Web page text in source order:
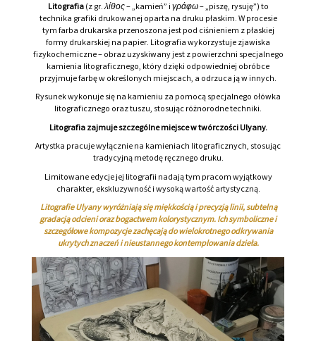
Litografia(z gr.λίθος– „kamień” iγράφω– „piszę, rysuję”) to
technika grafiki drukowanej oparta na druku płaskim. W procesie
tym farba drukarska przenoszona jest pod ciśnieniem z płaskiej
formy drukarskiej na papier. Litografia wykorzystuje zjawiska
fizykochemiczne – obraz uzyskiwany jest z powierzchni specjalnego
kamienia litograficznego, który dzięki odpowiedniej obróbce
przyjmuje farbę w określonych miejscach, a odrzuca ją w innych.
Rysunek wykonuje się na kamieniu za pomocą specjalnego ołówka
litograficznego oraz tuszu, stosując różnorodne techniki.
Litografia zajmuje szczególne miejsce w twórczości Ulyany.
Artystka pracuje wyłącznie na kamieniach litograficznych, stosując
tradycyjną metodę ręcznego druku.
Limitowane edycje jej litografii nadają tym pracom wyjątkowy
charakter, ekskluzywność i wysoką wartość artystyczną.
Litografie Ulyany wyróżniają się miękkością i precyzją linii, subtelną
gradacją odcieni oraz bogactwem kolorystycznym. Ich symboliczne i
szczegółowe kompozycje zachęcają do wielokrotnego odkrywania
ukrytych znaczeń i nieustannego kontemplowania dzieła.